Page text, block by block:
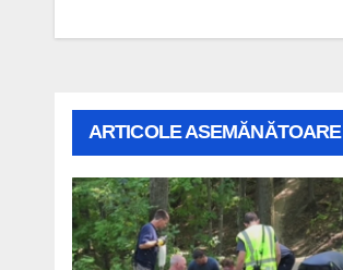
ARTICOLE ASEMĂNĂTOARE